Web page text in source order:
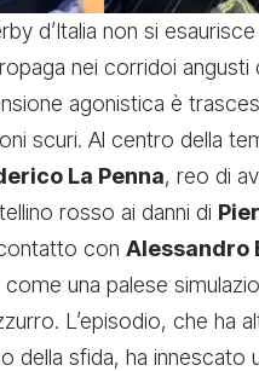
d’Italia non si
nei corridoi angusti
agonistica è
scuri. Al centro della
La Penna, reo di
rosso ai danni di
con Alessandro
una palese
L’episodio, che ha
della sfida, ha innescato